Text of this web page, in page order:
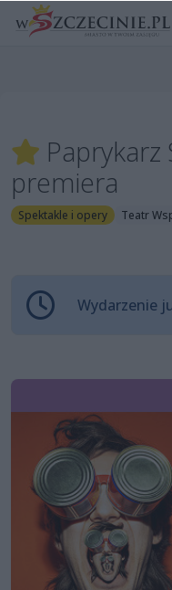
Paprykarz
premiera
Spektakle i opery Teatr
Wydarzenie